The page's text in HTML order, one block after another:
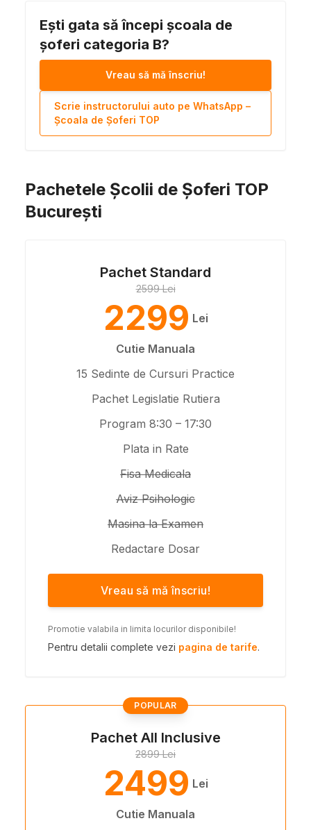
Ești gata să începi școala de
șoferi categoria B?
Vreau să mă înscriu!
Scrie instructorului auto pe WhatsApp –
Școala de Șoferi TOP
Pachetele Școlii de Șoferi TOP
București
Pachet Standard
2599 Lei
2299 Lei
Cutie Manuala
15 Sedinte de Cursuri Practice
Pachet Legislatie Rutiera
Program 8:30 – 17:30
Plata in Rate
Fisa Medicala
Aviz Psihologic
Masina la Examen
Redactare Dosar
Vreau să mă înscriu!
Promotie valabila in limita locurilor disponibile!
Pentru detalii complete vezi pagina de tarife.
POPULAR
Pachet All Inclusive
2899 Lei
2499 Lei
Cutie Manuala